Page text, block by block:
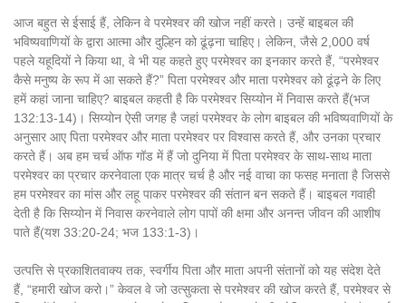
आज बहुत से ईसाई हैं, लेकिन वे परमेश्वर की खोज नहीं करते। उन्हें बाइबल की
भविष्यवाणियों के द्वारा आत्मा और दुल्हिन को ढूंढ़ना चाहिए। लेकिन, जैसे 2,000 वर्ष
पहले यहूदियों ने किया था, वे भी यह कहते हुए परमेश्वर का इनकार करते हैं, “परमेश्वर
कैसे मनुष्य के रूप में आ सकते हैं?” पिता परमेश्वर और माता परमेश्वर को ढूंढ़ने के लिए
हमें कहां जाना चाहिए? बाइबल कहती है कि परमेश्वर सिय्योन में निवास करते हैं(भज
132:13-14)। सिय्योन ऐसी जगह है जहां परमेश्वर के लोग बाइबल की भविष्यवाणियों के
अनुसार आए पिता परमेश्वर और माता परमेश्वर पर विश्वास करते हैं, और उनका प्रचार
करते हैं। अब हम चर्च ऑफ गॉड में हैं जो दुनिया में पिता परमेश्वर के साथ-साथ माता
परमेश्वर का प्रचार करनेवाला एक मात्र चर्च है और नई वाचा का फसह मनाता है जिससे
हम परमेश्वर का मांस और लहू पाकर परमेश्वर की संतान बन सकते हैं। बाइबल गवाही
देती है कि सिय्योन में निवास करनेवाले लोग पापों की क्षमा और अनन्त जीवन की आशीष
पाते हैं(यश 33:20-24; भज 133:1-3)।
उत्पत्ति से प्रकाशितवाक्य तक, स्वर्गीय पिता और माता अपनी संतानों को यह संदेश देते
हैं, “हमारी खोज करो।” केवल वे जो उत्सुकता से परमेश्वर की खोज करते हैं, परमेश्वर से